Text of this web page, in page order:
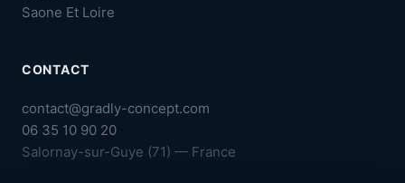
Saone Et Loire
CONTACT
contact@gradly-concept.com
06 35 10 90 20
Salornay-sur-Guye (71) — France